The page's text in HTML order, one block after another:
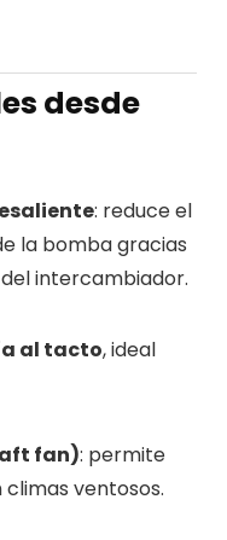
desde
: reduce el
la bomba gracias
intercambiador.
al tacto, ideal
fan): permite
ventosos.